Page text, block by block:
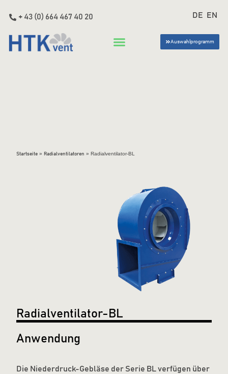
+ 43 (0) 664 467 40 20 DE EN
Auswahlprogramm
Startseite » Radialventilatoren » Radialventilator-BL
Radialventilator-BL
Anwendung
Die Niederdruck-Gebläse der Serie BL verfügen über